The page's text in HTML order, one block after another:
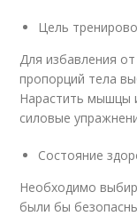
Цель
Для избавления
пропорций тела
Нарастить мышцы
силовые
Состояние
Необходимо
были бы